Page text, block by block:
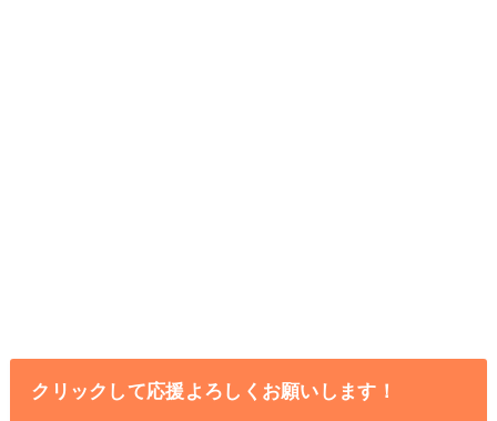
クリックして応援よろしくお願いします！